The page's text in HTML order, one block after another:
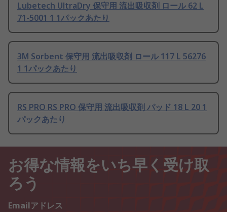
Lubetech UltraDry 保守用 流出吸収剤 ロール 62 L
71-5001 1 1パックあたり
3M Sorbent 保守用 流出吸収剤 ロール 117 L 56276
1 1パックあたり
RS PRO RS PRO 保守用 流出吸収剤 パッド 18 L 20 1
パックあたり
お得な情報をいち早く受け取
ろう
Emailアドレス